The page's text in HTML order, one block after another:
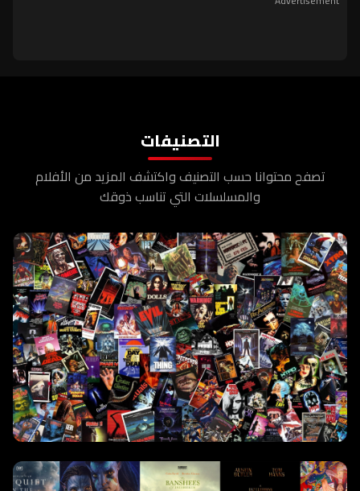
التصنيفات
تصفح محتوانا حسب التصنيف واكتشف المزيد من الأفلام
والمسلسلات التي تناسب ذوقك
أفلام